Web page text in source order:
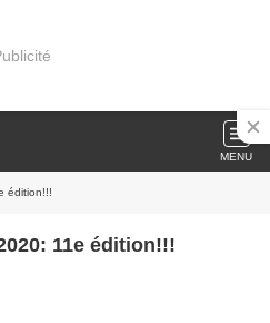
MENU
édition!!!
11e édition!!!